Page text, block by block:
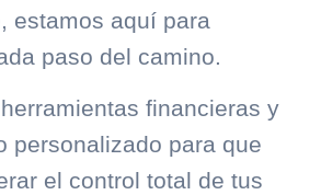
, estamos aquí para
paso del camino.
financieras y
personalizado para que
el control total de tus